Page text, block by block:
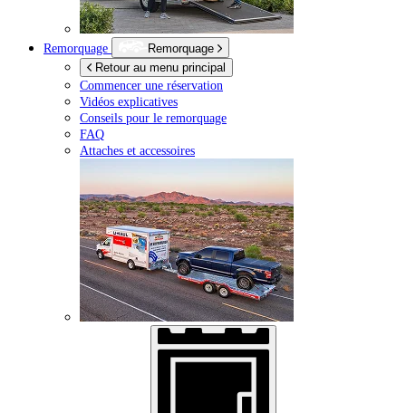
Remorquage
Remorquage
Retour au menu principal
Commencer une réservation
Vidéos explicatives
Conseils pour le remorquage
FAQ
Attaches et accessoires